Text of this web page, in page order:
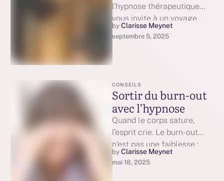
l’hypnose thérapeutique
vous invite à un voyage
intérieur respectueux et
profond.
by Clarisse Meynet
septembre 5, 2025
CONSEILS
Sortir du burn-out
avec l’hypnose
Quand le corps sature,
l’esprit crie. Le burn-out
n’est pas une faiblesse :
c’est un signal qu’il est …
by Clarisse Meynet
mai 18, 2025